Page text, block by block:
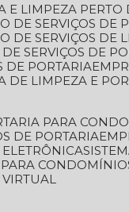
E LIMPEZA
DE SERVIÇOS DE
DE SERVIÇOS
DE SERVIÇOS DE
DE PORTARIA
DE LIMPEZA E
PARA
DE PORTARIA
ELETRÔNICA
PARA
VIRTUAL